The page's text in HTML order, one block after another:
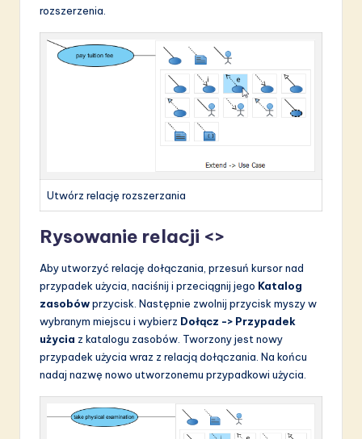
rozszerzenia.
Utwórz relację rozszerzania
Rysowanie relacji <>
Aby utworzyć relację dołączania, przesuń kursor nad
przypadek użycia, naciśnij i przeciągnij jego Katalog
zasobówprzycisk. Następnie zwolnij przycisk myszy w
wybranym miejscu i wybierz Dołącz -> Przypadek
użycia z katalogu zasobów. Tworzony jest nowy
przypadek użycia wraz z relacją dołączania. Na końcu
nadaj nazwę nowo utworzonemu przypadkowi użycia.